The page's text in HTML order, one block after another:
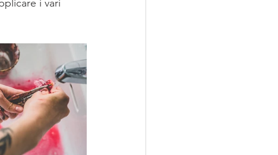
i vari